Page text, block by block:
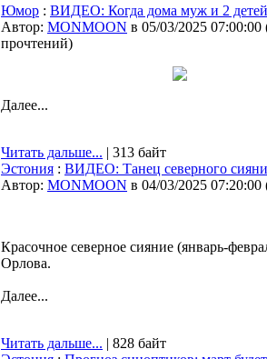
Юмор : ВИДЕО: Когда дома муж и 2 детей
Автор: MONMOON в 05/03/2025 07:00:00
прочтений)
Далее...
Читать дальше... | 313 байт
Эстония : ВИДЕО: Танец северного
Автор: MONMOON в 04/03/2025 07:20:00
Красочное северное сияние (январь-
Орлова.
Далее...
Читать дальше... | 828 байт